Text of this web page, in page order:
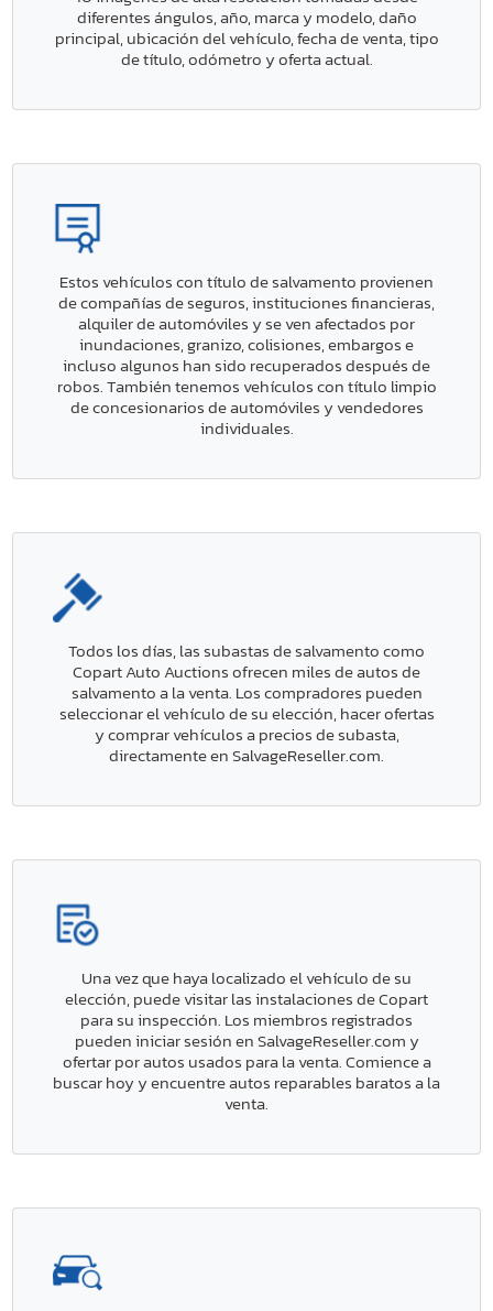
diferentes ángulos, año, marca y modelo, daño
principal, ubicación del vehículo, fecha de venta, tipo
de título, odómetro y oferta actual.
Estos vehículos con título de salvamento provienen
de compañías de seguros, instituciones financieras,
alquiler de automóviles y se ven afectados por
inundaciones, granizo, colisiones, embargos e
incluso algunos han sido recuperados después de
robos. También tenemos vehículos con título limpio
de concesionarios de automóviles y vendedores
individuales.
Todos los días, las subastas de salvamento como
Copart Auto Auctions ofrecen miles de autos de
salvamento a la venta. Los compradores pueden
seleccionar el vehículo de su elección, hacer ofertas
y comprar vehículos a precios de subasta,
directamente en SalvageReseller.com.
Una vez que haya localizado el vehículo de su
elección, puede visitar las instalaciones de Copart
para su inspección. Los miembros registrados
pueden iniciar sesión en SalvageReseller.com y
ofertar por autos usados para la venta. Comience a
buscar hoy y encuentre autos reparables baratos a la
venta.